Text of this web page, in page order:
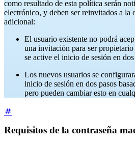
como resultado de esta política serán
electrónico, y deben ser reinvitados a la
adicional:
El usuario existente no podrá
una invitación para ser
se active el inicio de sesión en
Los nuevos usuarios se
inicio de sesión en dos pasos
pero pueden cambiar esto en
Requisitos de la contraseña